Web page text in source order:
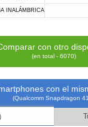
INALÁMBRICA
con otro
(en total - 6070)
con el
(Qualcomm Snapdragon